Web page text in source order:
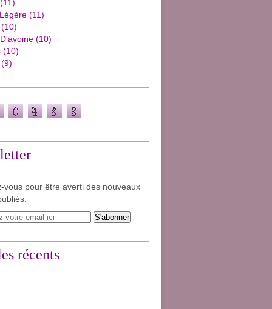
(11)
(11)
(10)
(10)
(10)
(9)
vous pour être averti des nouveaux
récents